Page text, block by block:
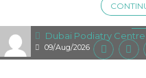
Dubai Podiatry Centre
09/Aug/2026